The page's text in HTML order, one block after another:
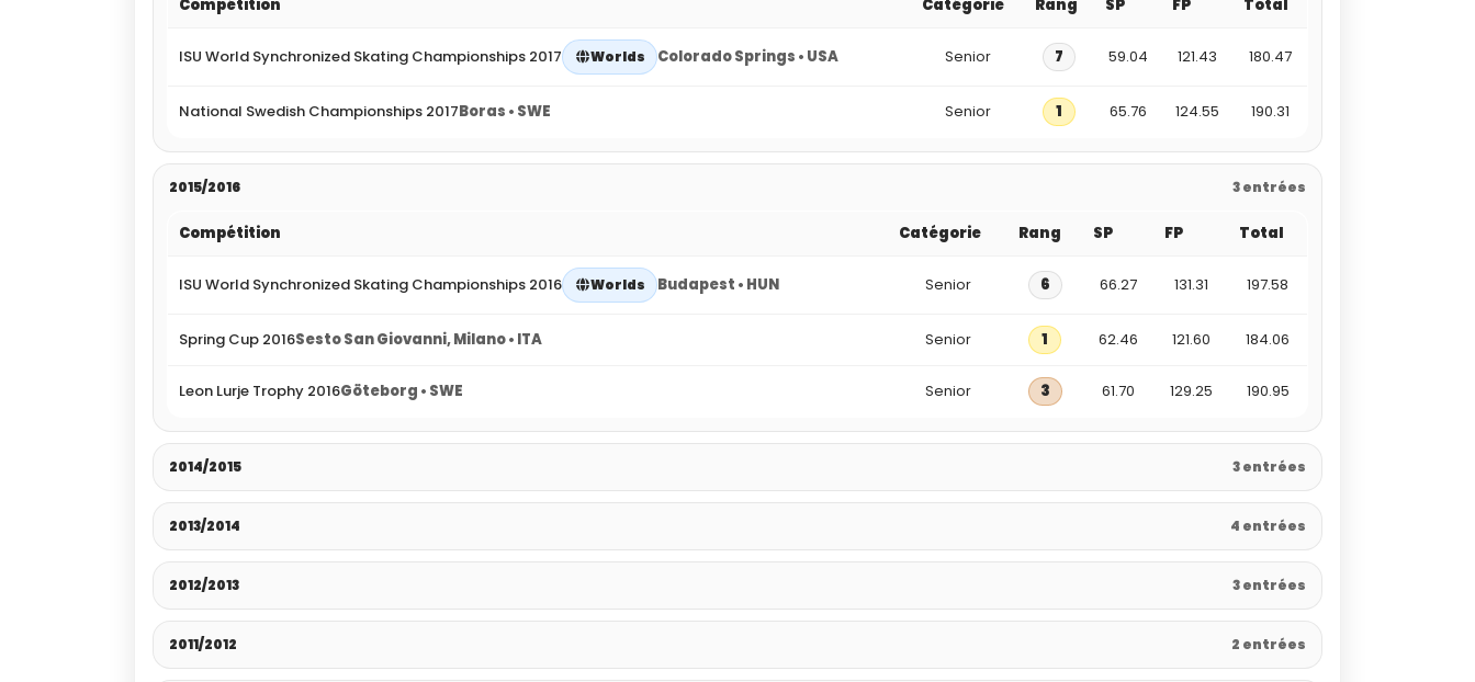
Compétition Catégorie Rang SP FP Total
ISU World Synchronized Skating Championships 2017 Worlds Colorado Springs • USA Senior 7 59.04 121.43 180.47
National Swedish Championships 2017Boras • SWE Senior 1 65.76 124.55 190.31
2015/2016 3 entrées
Compétition Catégorie Rang SP FP Total
ISU World Synchronized Skating Championships 2016 Worlds Budapest • HUN Senior 6 66.27 131.31 197.58
Spring Cup 2016Sesto San Giovanni, Milano • ITA Senior 1 62.46 121.60 184.06
Leon Lurje Trophy 2016Göteborg • SWE Senior 3 61.70 129.25 190.95
2014/2015 3 entrées
2013/2014 4 entrées
2012/2013 3 entrées
2011/2012 2 entrées